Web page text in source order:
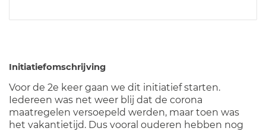
Initiatiefomschrijving
Voor de 2e keer gaan we dit initiatief starten.
Iedereen was net weer blij dat de corona
maatregelen versoepeld werden, maar toen was
het vakantietijd. Dus vooral ouderen hebben nog